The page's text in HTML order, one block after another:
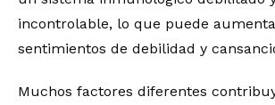
incontrolable, lo que puede
sentimientos de debilidad y
Muchos factores diferentes